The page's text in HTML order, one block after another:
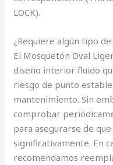
LOCK).
¿Requiere algún tipo
El Mosquetón Oval
diseño interior fluido
riesgo de punto
mantenimiento. Sin
comprobar
para asegurarse de
significativamente. En
recomendamos